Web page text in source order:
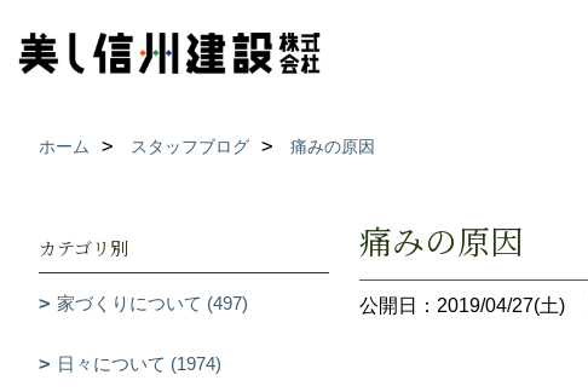
ホーム スタッフブログ 痛みの原因
痛みの原因
公開日：2019/04/27(土)
カテゴリ別
家づくりについて (497)
日々について (1974)